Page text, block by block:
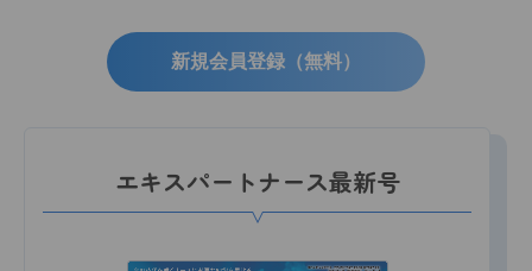
新規会員登録（無料）
エキスパートナース最新号